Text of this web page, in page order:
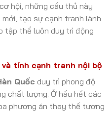
hội, những cầu thủ này
tạo sự cạnh tranh lành
tập thể luôn duy trì động
tính cạnh tranh nội bộ
Quốc duy trì phong độ
chất lượng. Ở hầu hết các
phương án thay thế tương